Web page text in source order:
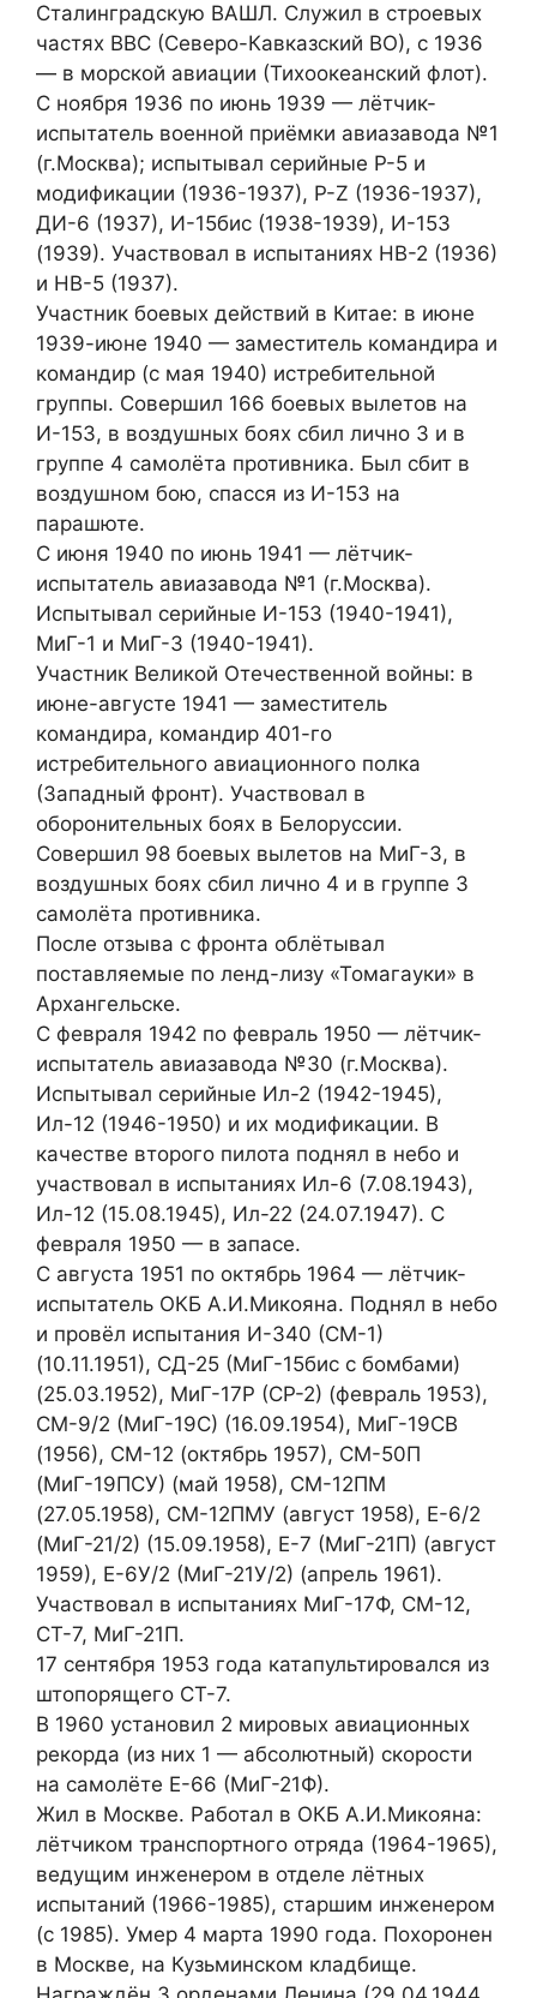
Сталинградскую ВАШЛ. Служил в строевых
частях ВВС (Северо-Кавказский ВО), с 1936
— в морской авиации (Тихоокеанский флот).
С ноября 1936 по июнь 1939 — лётчик-
испытатель военной приёмки авиазавода №1
(г.Москва); испытывал серийные Р-5 и
модификации (1936-1937), P-Z (1936-1937),
ДИ-6 (1937), И-15бис (1938-1939), И-153
(1939). Участвовал в испытаниях НВ-2 (1936)
и НВ-5 (1937).
Участник боевых действий в Китае: в июне
1939-июне 1940 — заместитель командира и
командир (с мая 1940) истребительной
группы. Совершил 166 боевых вылетов на
И-153, в воздушных боях сбил лично 3 и в
группе 4 самолёта противника. Был сбит в
воздушном бою, спасся из И-153 на
парашюте.
С июня 1940 по июнь 1941 — лётчик-
испытатель авиазавода №1 (г.Москва).
Испытывал серийные И-153 (1940-1941),
МиГ-1 и МиГ-3 (1940-1941).
Участник Великой Отечественной войны: в
июне-августе 1941 — заместитель
командира, командир 401-го
истребительного авиационного полка
(Западный фронт). Участвовал в
оборонительных боях в Белоруссии.
Совершил 98 боевых вылетов на МиГ-3, в
воздушных боях сбил лично 4 и в группе 3
самолёта противника.
После отзыва с фронта облётывал
поставляемые по ленд-лизу «Томагауки» в
Архангельске.
С февраля 1942 по февраль 1950 — лётчик-
испытатель авиазавода №30 (г.Москва).
Испытывал серийные Ил-2 (1942-1945),
Ил-12 (1946-1950) и их модификации. В
качестве второго пилота поднял в небо и
участвовал в испытаниях Ил-6 (7.08.1943),
Ил-12 (15.08.1945), Ил-22 (24.07.1947). С
февраля 1950 — в запасе.
С августа 1951 по октябрь 1964 — лётчик-
испытатель ОКБ А.И.Микояна. Поднял в небо
и провёл испытания И-340 (СМ-1)
(10.11.1951), СД-25 (МиГ-15бис с бомбами)
(25.03.1952), МиГ-17Р (СР-2) (февраль 1953),
СМ-9/2 (МиГ-19С) (16.09.1954), МиГ-19СВ
(1956), СМ-12 (октябрь 1957), СМ-50П
(МиГ-19ПСУ) (май 1958), СМ-12ПМ
(27.05.1958), СМ-12ПМУ (август 1958), Е-6/2
(МиГ-21/2) (15.09.1958), Е-7 (МиГ-21П) (август
1959), Е-6У/2 (МиГ-21У/2) (апрель 1961).
Участвовал в испытаниях МиГ-17Ф, СМ-12,
СТ-7, МиГ-21П.
17 сентября 1953 года катапультировался из
штопорящего СТ-7.
В 1960 установил 2 мировых авиационных
рекорда (из них 1 — абсолютный) скорости
на самолёте Е-66 (МиГ-21Ф).
Жил в Москве. Работал в ОКБ А.И.Микояна:
лётчиком транспортного отряда (1964-1965),
ведущим инженером в отделе лётных
испытаний (1966-1985), старшим инженером
(с 1985). Умер 4 марта 1990 года. Похоронен
в Москве, на Кузьминском кладбище.